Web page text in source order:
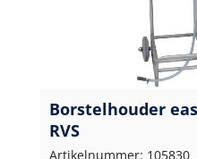
Borstelhouder
RVS
Artikelnummer: 105830